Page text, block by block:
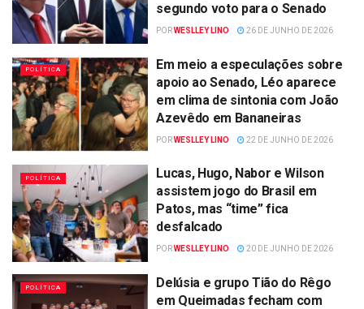
segundo voto para o Senado
PORWESLLEY LINO 26 DE JUNHO DE 2026
POLÍTICA
Em meio a especulações sobre
apoio ao Senado, Léo aparece
em clima de sintonia com João
Azevêdo em Bananeiras
PORWESLLEY LINO 22 DE JUNHO DE 2026
POLÍTICA
Lucas, Hugo, Nabor e Wilson
assistem jogo do Brasil em
Patos, mas “time” fica
desfalcado
PORWESLLEY LINO 20 DE JUNHO DE 2026
POLÍTICA
Delúsia e grupo Tião do Rêgo
em Queimadas fecham com